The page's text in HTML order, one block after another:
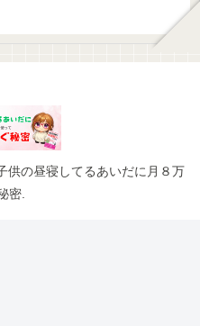
供の昼寝してるあいだに月８万
密.